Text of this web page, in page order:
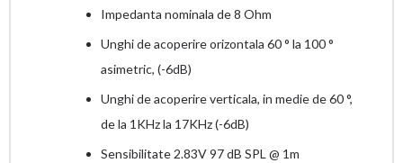
Impedanta nominala de 8 Ohm
Unghi de acoperire orizontala 60 ° la 100 °
asimetric, (-6dB)
Unghi de acoperire verticala, in medie de 60 °,
de la 1KHz la 17KHz (-6dB)
Sensibilitate 2.83V 97 dB SPL @ 1m